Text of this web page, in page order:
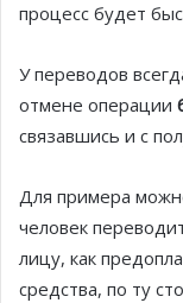
процесс будет
У переводов
отмене операции
связавшись и с
Для примера
человек
лицу, как
средства, по ту